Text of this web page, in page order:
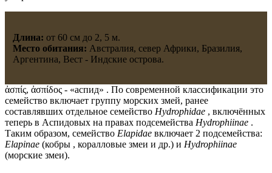
Длина: от 60 см до 2, 5 м.
Место обитания: Австралия, север Африки, Бразилия,
Аргентина, Вест - Индские острова.
ἀσπίς, ἀσπίδος - «аспид» . По современной классификации это
семейство включает группу морских змей, ранее
составлявших отдельное семейство Hydrophidae , включённых
теперь в Аспидовых на правах подсемейства Hydrophiinae .
Таким образом, семейство Elapidae включает 2 подсемейства:
Elapinae (кобры , коралловые змеи и др.) и Hydrophiinae
(морские змеи).